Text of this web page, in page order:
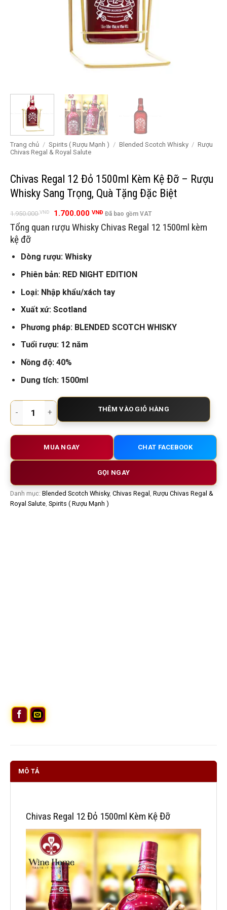
Trang chủ / Spirits ( Rượu Mạnh ) / Blended Scotch Whisky / Rượu
Chivas Regal & Royal Salute
Chivas Regal 12 Đỏ 1500ml Kèm Kệ Đỡ – Rượu
Whisky Sang Trọng, Quà Tặng Đặc Biệt
1.950.000VNĐ
Giá
là:
1.700.000 VNĐGiá
tại
Đã bao gồm VAT
Tổng quan rượu Whisky Chivas Regal 12 1500ml kèm
kệ đỡ
Dòng rượu: Whisky
Phiên bản: RED NIGHT EDITION
Loại: Nhập khẩu/xách tay
Xuất xứ: Scotland
Phương pháp: BLENDED SCOTCH WHISKY
Tuổi rượu: 12 năm
Nồng độ: 40%
Dung tích: 1500ml
Chivas Regal 12 Đỏ 1500ml Kèm Kệ Đỡ – Rượu Whisky Sang
THÊM VÀO GIỎ HÀNG
MUA NGAY CHAT FACEBOOK
GỌI NGAY
Danh mục: Blended Scotch Whisky, Chivas Regal , Rượu Chivas Regal &
Royal Salute, Spirits ( Rượu Mạnh )
MÔ TẢ
Chivas Regal 12 Đỏ 1500ml Kèm Kệ Đỡ